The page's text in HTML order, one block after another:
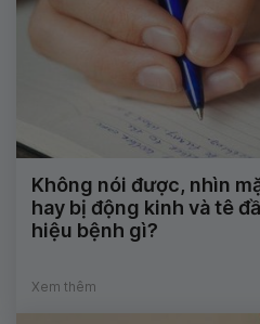
Không nói được, nhìn
hay bị động kinh và tê
hiệu bệnh gì?
Xem thêm